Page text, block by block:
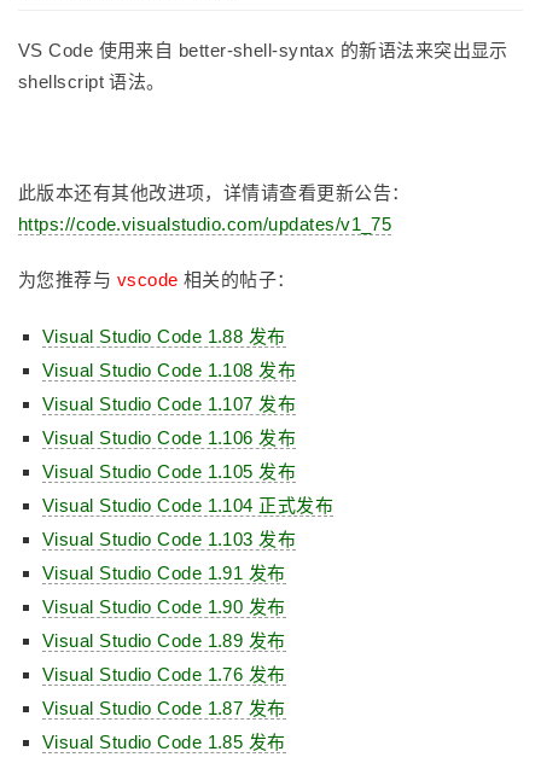
VS Code 使用来自 better-shell-syntax 的新语法来突出显示
shellscript 语法。
此版本还有其他改进项，详情请查看更新公告：
https://code.visualstudio.com/updates/v1_75
为您推荐与 vscode 相关的帖子：
Visual Studio Code 1.88 发布
Visual Studio Code 1.108 发布
Visual Studio Code 1.107 发布
Visual Studio Code 1.106 发布
Visual Studio Code 1.105 发布
Visual Studio Code 1.104 正式发布
Visual Studio Code 1.103 发布
Visual Studio Code 1.91 发布
Visual Studio Code 1.90 发布
Visual Studio Code 1.89 发布
Visual Studio Code 1.76 发布
Visual Studio Code 1.87 发布
Visual Studio Code 1.85 发布